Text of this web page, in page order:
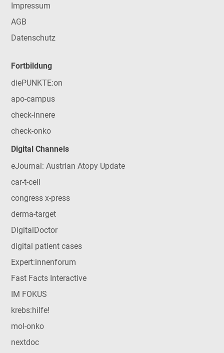
Impressum
AGB
Datenschutz
Fortbildung
diePUNKTE:on
apo-campus
check-innere
check-onko
Digital Channels
eJournal: Austrian Atopy Update
car-t-cell
congress x-press
derma-target
DigitalDoctor
digital patient cases
Expert:innenforum
Fast Facts Interactive
IM FOKUS
krebs:hilfe!
mol-onko
nextdoc